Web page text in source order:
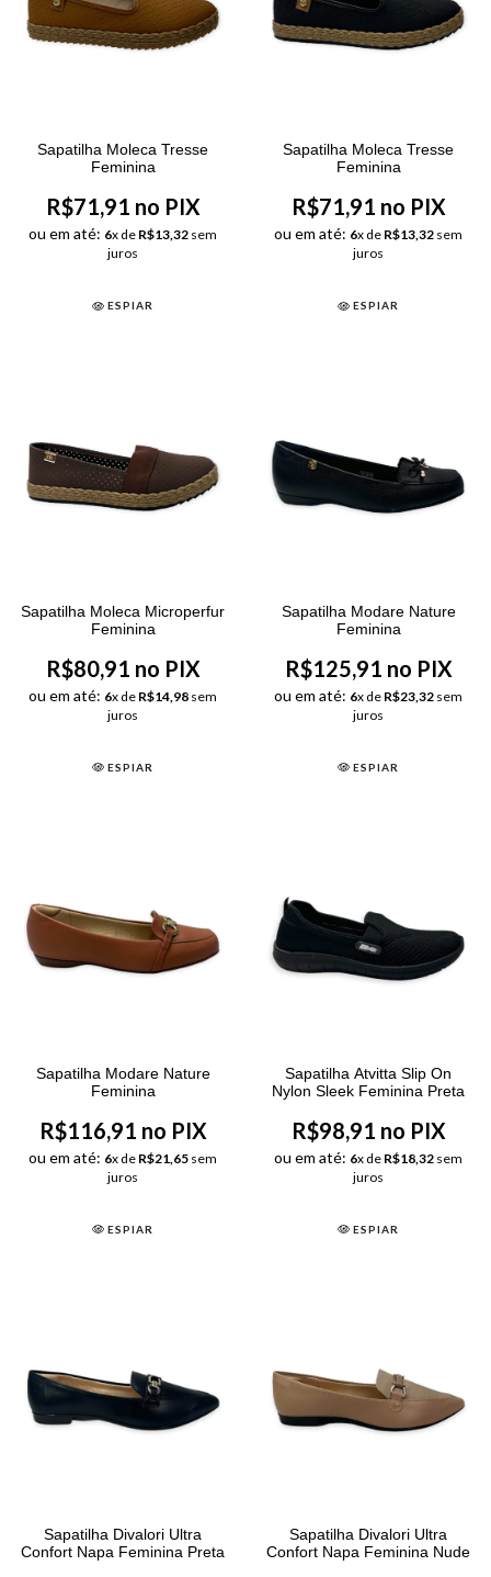
Sapatilha Moleca Tresse
Feminina
R$71,91 no PIX
ou em até: 6x de R$13,32 sem
juros
ESPIAR
Sapatilha Moleca Tresse
Feminina
R$71,91 no PIX
ou em até: 6x de R$13,32 sem
juros
ESPIAR
Sapatilha Moleca Microperfur
Feminina
R$80,91 no PIX
ou em até: 6x de R$14,98 sem
juros
ESPIAR
Sapatilha Modare Nature
Feminina
R$125,91 no PIX
ou em até: 6x de R$23,32 sem
juros
ESPIAR
Sapatilha Modare Nature
Feminina
R$116,91 no PIX
ou em até: 6x de R$21,65 sem
juros
ESPIAR
Sapatilha Atvitta Slip On
Nylon Sleek Feminina Preta
R$98,91 no PIX
ou em até: 6x de R$18,32 sem
juros
ESPIAR
Sapatilha Divalori Ultra
Confort Napa Feminina Preta
Sapatilha Divalori Ultra
Confort Napa Feminina Nude